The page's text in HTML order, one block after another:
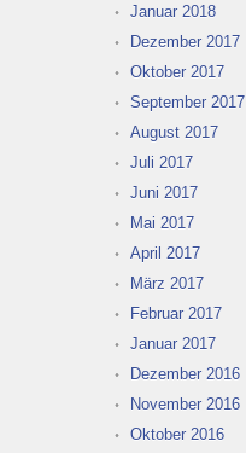
Januar 2018
Dezember 2017
Oktober 2017
September 2017
August 2017
Juli 2017
Juni 2017
Mai 2017
April 2017
März 2017
Februar 2017
Januar 2017
Dezember 2016
November 2016
Oktober 2016